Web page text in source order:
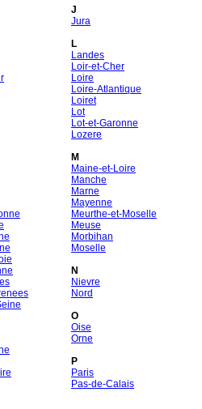
J
Jura
L
Landes
Loir-et-Cher
Loire
Loire-Atlantique
Loiret
Lot
Lot-et-Garonne
Lozere
M
Maine-et-Loire
Manche
Marne
Mayenne
Meurthe-et-Moselle
Meuse
Morbihan
Moselle
N
Nievre
Nord
O
Oise
Orne
P
Paris
Pas-de-Calais